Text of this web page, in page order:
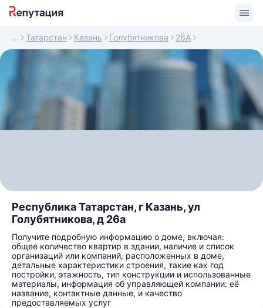
Татарстан Казань Голубятникова 26А
Республика Татарстан, г Казань, ул
Голубятникова, д 26а
Получите подробную информацию о доме, включая:
общее количество квартир в здании, наличие и список
организаций или компаний, расположенных в доме,
детальные характеристики строения, такие как год
постройки, этажность, тип конструкции и использованные
материалы, информация об управляющей компании: её
название, контактные данные, и качество
предоставляемых услуг